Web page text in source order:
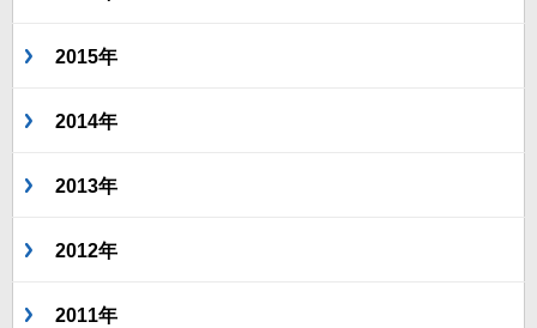
2015年
2014年
2013年
2012年
2011年